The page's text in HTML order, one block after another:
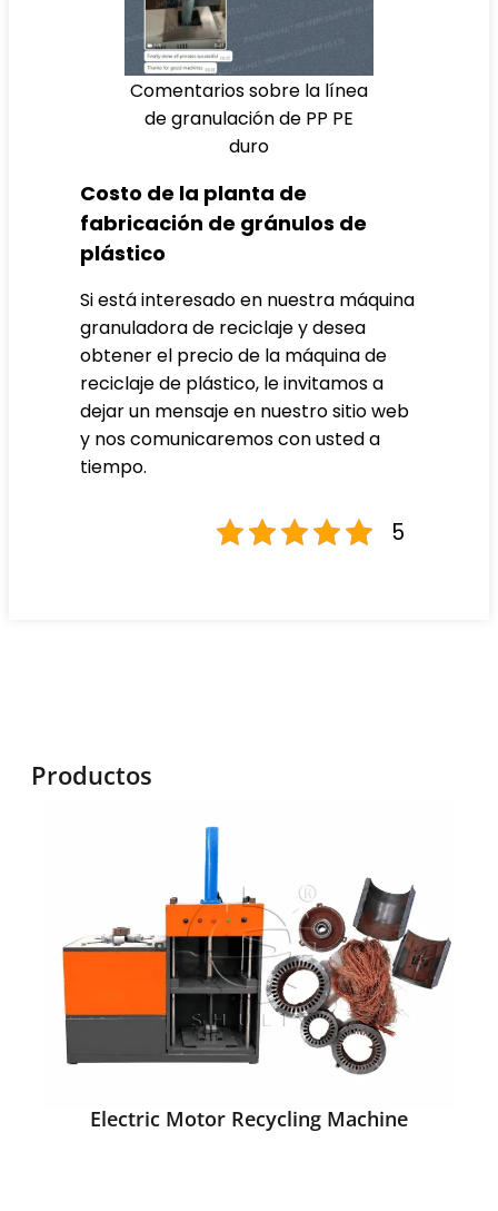
Comentarios sobre la línea
de granulación de PP PE
duro
Costo de la planta de
fabricación de gránulos de
plástico
Si está interesado en nuestra máquina
granuladora de reciclaje y desea
obtener el precio de la máquina de
reciclaje de plástico, le invitamos a
dejar un mensaje en nuestro sitio web
y nos comunicaremos con usted a
tiempo.
5
Productos
Electric Motor Recycling Machine